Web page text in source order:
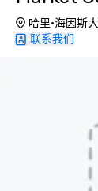
哈里·海因斯
联系我们